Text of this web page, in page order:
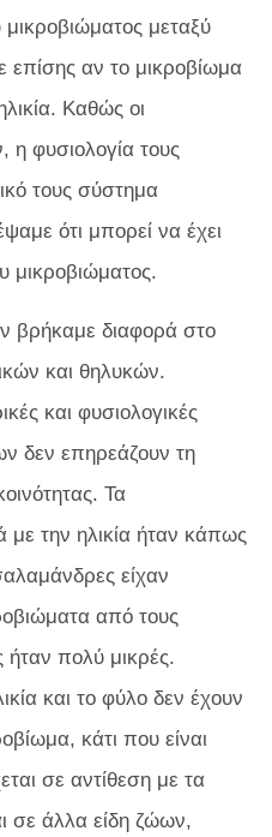
μεταξύ
αν το μικροβίωμα
Καθώς οι
φυσιολογία τους
τους σύστημα
ότι μπορεί να έχει
μικροβιώματος.
βρήκαμε διαφορά στο
και θηλυκών.
και φυσιολογικές
δεν επηρεάζουν τη
Τα
με την ηλικία ήταν κάπως
είχαν
από τους
ήταν πολύ μικρές.
και το φύλο δεν έχουν
κάτι που είναι
σε αντίθεση με τα
σε άλλα είδη ζώων,